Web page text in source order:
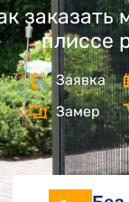
заказать
плиссе
Заявка
Замер